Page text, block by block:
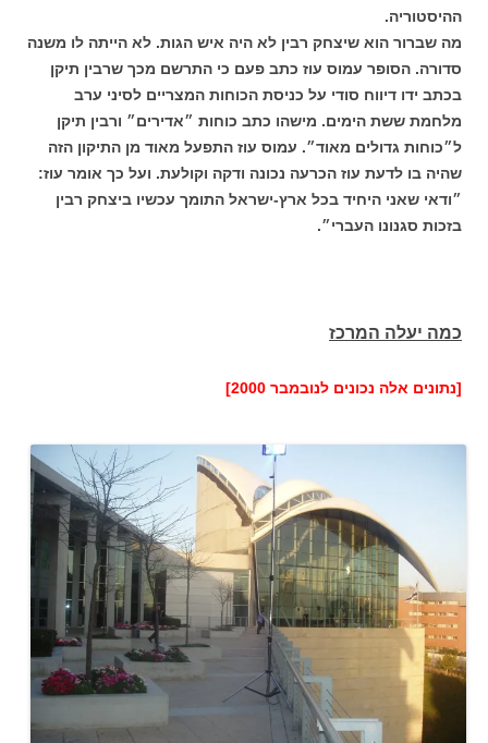
ההיסטוריה.
מה שברור הוא שיצחק רבין לא היה איש הגות. לא הייתה לו משנה
סדורה. הסופר עמוס עוז כתב פעם כי התרשם מכך שרבין תיקן
בכתב ידו דיווח סודי על כניסת הכוחות המצריים לסיני ערב
מלחמת ששת הימים. מישהו כתב כוחות ״אדירים״ ורבין תיקן
ל״כוחות גדולים מאוד״. עמוס עוז התפעל מאוד מן התיקון הזה
שהיה בו לדעת עוז הכרעה נכונה ודקה וקולעת. ועל כך אומר עוז:
״ודאי שאני היחיד בכל ארץ-ישראל התומך עכשיו ביצחק רבין
בזכות סגנונו העברי״.
כמה יעלה המרכז
[נתונים אלה נכונים לנובמבר 2000]